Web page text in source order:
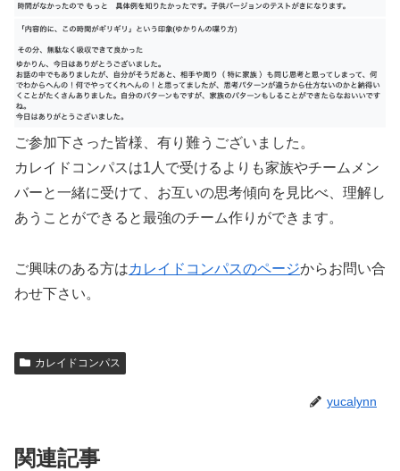
ご参加下さった皆様、有り難うございました。
カレイドコンパスは1人で受けるよりも家族やチームメン
バーと一緒に受けて、お互いの思考傾向を見比べ、理解し
あうことができると最強のチーム作りができます。
ご興味のある方はカレイドコンパスのページからお問い合
わせ下さい。
カレイドコンパス
yucalynn
関連記事